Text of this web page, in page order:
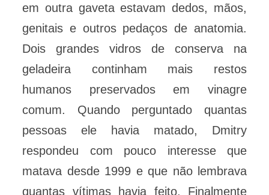
em outra gaveta estavam dedos, mãos,
genitais e outros pedaços de anatomia.
Dois grandes vidros de conserva na
geladeira continham mais restos
humanos preservados em vinagre
comum. Quando perguntado quantas
pessoas ele havia matado, Dmitry
respondeu com pouco interesse que
matava desde 1999 e que não lembrava
quantas vítimas havia feito. Finalmente